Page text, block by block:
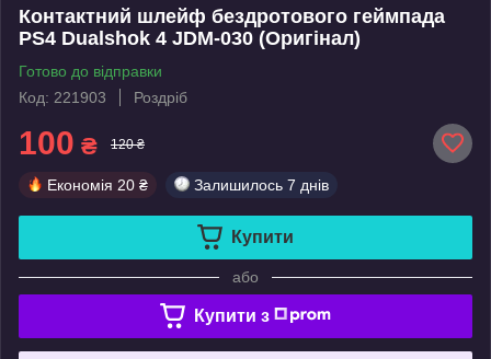
Контактний шлейф бездротового геймпада
PS4 Dualshok 4 JDM-030 (Оригінал)
Готово до відправки
Код: 221903
Роздріб
100 ₴ 120 ₴
Економія 20 ₴ Залишилось 7 днів
Купити
або
Купити з